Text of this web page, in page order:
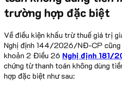
trường hợp đặc biệt
Về điều kiện khấu trừ thuế giá trị
Nghị định 144/2026/NĐ-CP cũng
khoản 2 Điều 26 Nghị định 181/
chứng từ thanh toán không dùng
hợp đặc biệt như sau: